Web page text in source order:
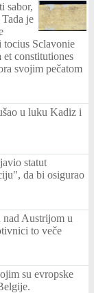
sabor,
je
Sclavonie
et constitutiones
svojim pečatom
u luku Kadiz i
statut
da bi osigurao
nad Austrijom u
to veče
su evropske